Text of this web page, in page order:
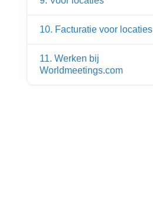
10. Facturatie voor locaties
11. Werken bij
Worldmeetings.com